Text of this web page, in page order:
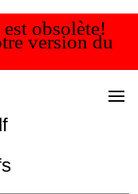
obsolète!
version du